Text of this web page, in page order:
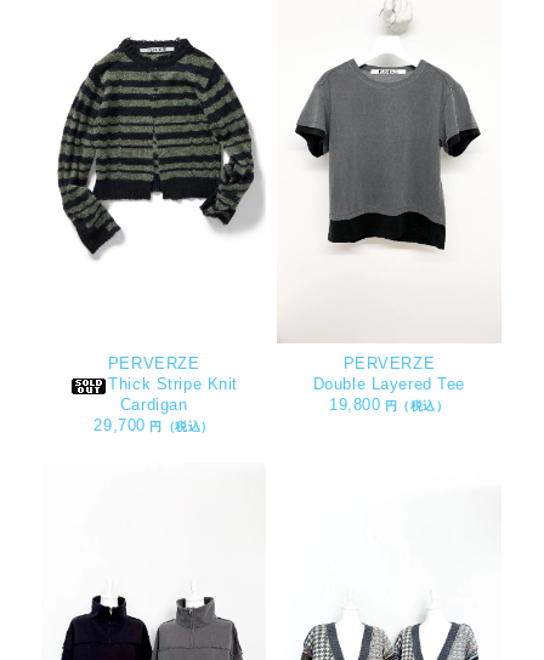
PERVERZE
Thick Stripe Knit
Cardigan
29,700 円（税込）
PERVERZE
Double Layered Tee
19,800 円（税込）